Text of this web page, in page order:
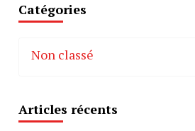
Catégories
Non classé
Articles récents